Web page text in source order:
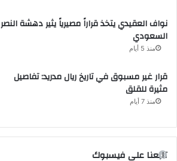
نواف العقيدي يتخذ قراراً مصيرياً يثير دهشة النصر
السعودي
منذ 5 أيام
قرار غير مسبوق في تاريخ ريال مدريد: تفاصيل
مثيرة للقلق
منذ 7 أيام
تابعنا على فيسبوك